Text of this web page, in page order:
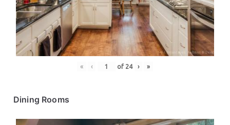
« ‹ of 24 › »
Dining Rooms